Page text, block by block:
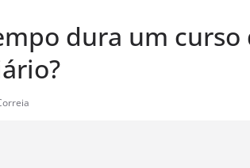
dura um curso